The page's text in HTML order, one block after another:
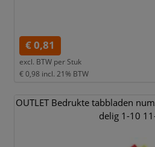
€ 0,81
excl. BTW per Stuk
€ 0,98 incl. 21% BTW
OUTLET Bedrukte tabbladen
delig 1-10